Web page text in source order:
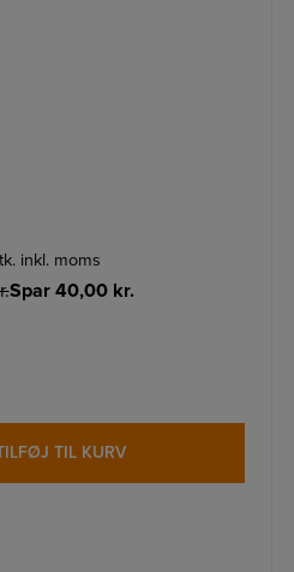
inkl. moms
Spar 40,00 kr.
TIL KURV